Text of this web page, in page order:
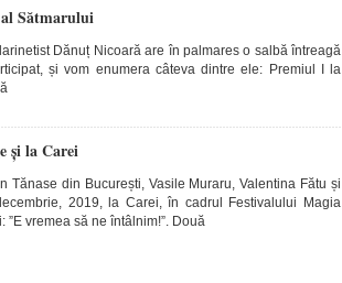
Sătmarului
Dănuț Nicoară are în palmares o salbă întreagă
și vom enumera câteva dintre ele: Premiul I la
și la Carei
Tănase din București, Vasile Muraru, Valentina Fătu și
2019, la Carei, în cadrul Festivalului Magia
vremea să ne întâlnim!”. Două